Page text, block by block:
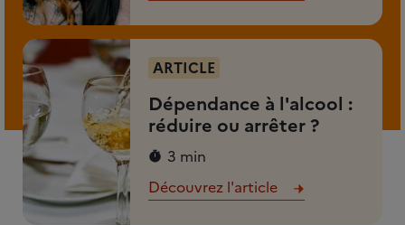
ARTICLE
Dépendance à l'alcool :
réduire ou arrêter ?
3 min
Découvrez l'article